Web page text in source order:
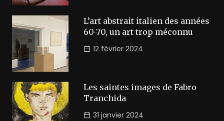
L’art abstrait italien des années
60-70, un art trop méconnu
12 février 2024
Les saintes images de Fabro
Tranchida
31 janvier 2024